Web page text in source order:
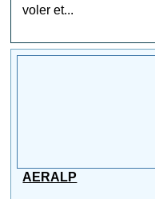
voler et...
AERALP